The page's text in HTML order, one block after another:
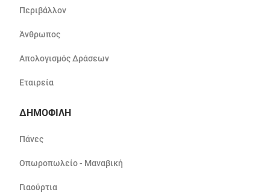
Περιβάλλον
Άνθρωπος
Απολογισμός Δράσεων
Εταιρεία
ΔΗΜΟΦΙΛΗ
Πάνες
Οπωροπωλείο - Μαναβική
Γιαούρτια